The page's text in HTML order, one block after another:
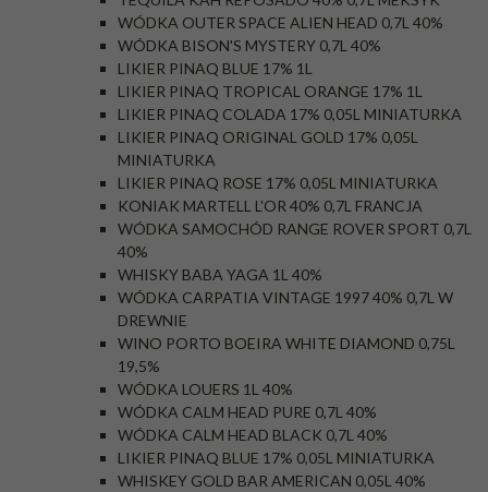
WÓDKA OUTER SPACE ALIEN HEAD 0,7L 40%
WÓDKA BISON'S MYSTERY 0,7L 40%
LIKIER PINAQ BLUE 17% 1L
LIKIER PINAQ TROPICAL ORANGE 17% 1L
LIKIER PINAQ COLADA 17% 0,05L MINIATURKA
LIKIER PINAQ ORIGINAL GOLD 17% 0,05L
MINIATURKA
LIKIER PINAQ ROSE 17% 0,05L MINIATURKA
KONIAK MARTELL L'OR 40% 0,7L FRANCJA
WÓDKA SAMOCHÓD RANGE ROVER SPORT 0,7L
40%
WHISKY BABA YAGA 1L 40%
WÓDKA CARPATIA VINTAGE 1997 40% 0,7L W
DREWNIE
WINO PORTO BOEIRA WHITE DIAMOND 0,75L
19,5%
WÓDKA LOUERS 1L 40%
WÓDKA CALM HEAD PURE 0,7L 40%
WÓDKA CALM HEAD BLACK 0,7L 40%
LIKIER PINAQ BLUE 17% 0,05L MINIATURKA
WHISKEY GOLD BAR AMERICAN 0,05L 40%